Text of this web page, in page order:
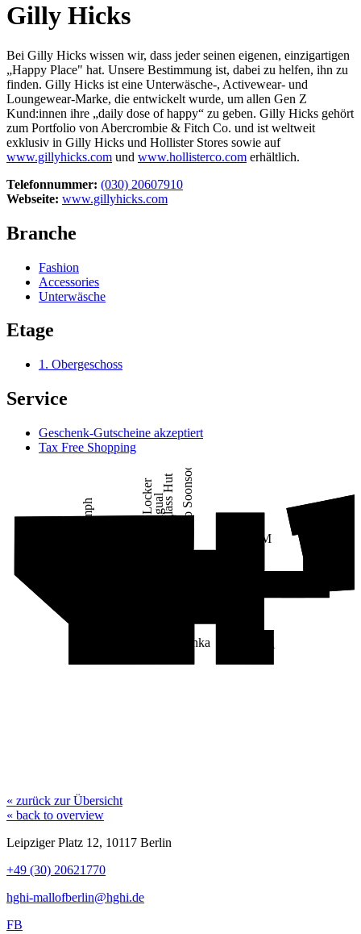
Gilly Hicks
Bei Gilly Hicks wissen wir, dass jeder seinen eigenen, einzigartigen
„Happy Place" hat. Unsere Bestimmung ist, dabei zu helfen, ihn zu
finden. Gilly Hicks ist eine Unterwäsche-, Activewear- und
Loungewear-Marke, die entwickelt wurde, um allen Gen Z
Kund:innen ihre „daily dose of happy“ zu geben. Gilly Hicks gehört
zum Portfolio von Abercrombie & Fitch Co. und ist weltweit
exklusiv in Gilly Hicks und Hollister Stores sowie auf
www.gillyhicks.com und www.hollisterco.com erhältlich.
Telefonnummer: (030) 20607910
Webseite: www.gillyhicks.com
Branche
Fashion
Accessories
Unterwäsche
Etage
1. Obergeschoss
Service
Geschenk-Gutscheine akzeptiert
Tax Free Shopping
Bershka
Sunglass Hut
Desigual
Triumph Foot Locker Yeppo Soonsoo H & M
C & A
« zurück zur Übersicht
« back to overview
Leipziger Platz 12, 10117 Berlin
+49 (30) 20621770
hghi-mallofberlin@hghi.de
FB